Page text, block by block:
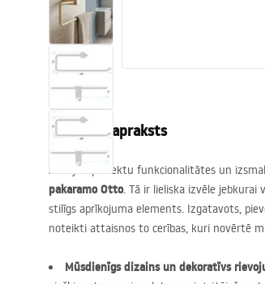
Vannas istabas dušas
Produkta apraksts
Atklājiet perfektu funkcionalitātes un
pakaramo Otto. Tā ir lieliska izvēle
stilīgs aprīkojuma elements. Izgatavots,
noteikti attaisnos to cerības, kuri novērtē
Mūsdienīgs dizains un dekoratīvs